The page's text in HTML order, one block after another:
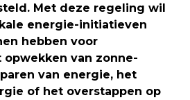
Met deze regeling wil
energie-initiatieven
hebben voor
van zonne-
van energie, het
of het overstappen op